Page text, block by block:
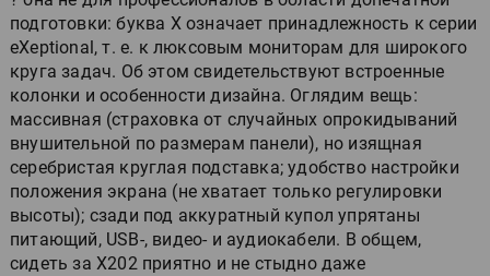
подготовки: буква X означает принадлежность к серии
eXeptional, т. е. к люксовым мониторам для широкого
круга задач. Об этом свидетельствуют встроенные
колонки и особенности дизайна. Оглядим вещь:
массивная (страховка от случайных опрокидываний
внушительной по размерам панели), но изящная
серебристая круглая подставка; удобство настройки
положения экрана (не хватает только регулировки
высоты); сзади под аккуратный купол упрятаны
питающий, USB-, видео- и аудиокабели. В общем,
сидеть за X202 приятно и не стыдно даже